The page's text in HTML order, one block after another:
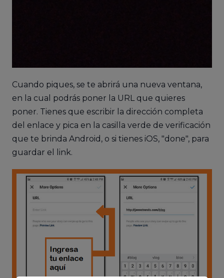
Cuando piques, se te abrirá una nueva ventana,
en la cual podrás poner la URL que quieres
poner. Tienes que escribir la dirección completa
del enlace y pica en la casilla verde de verificación
que te brinda Android, o si tienes iOS, "done", para
guardar el link.